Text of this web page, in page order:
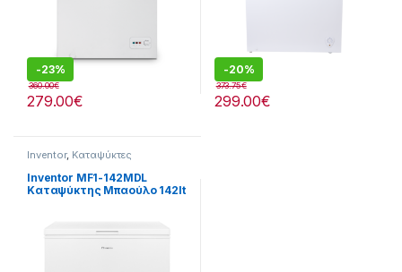
-23%
279.00€
360.00€
-20%
299.00€
373.75€
Inventor, Καταψύκτες
Inventor MF1-142MDL
Καταψύκτης Μπαούλο 142lt